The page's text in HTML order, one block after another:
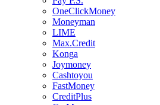
OneClickMoney
Moneyman
LIME
Max.Credit
Konga
Joymoney
Cashtoyou
FastMoney
CreditPlus